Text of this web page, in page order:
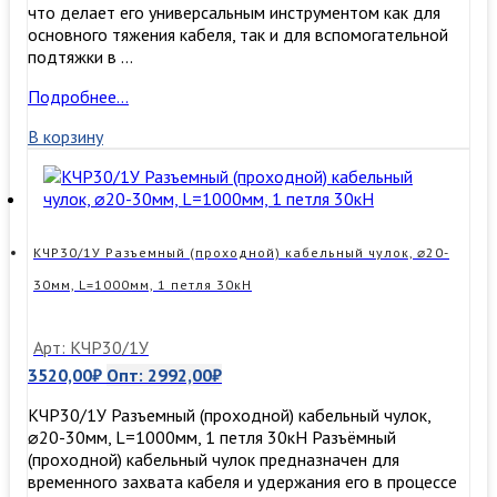
что делает его универсальным инструментом как для
основного тяжения кабеля, так и для вспомогательной
подтяжки в …
КЧР130/1У
(проходной)
кабельный
чулок,
⌀110-
L=1500мм,
петля
Подробнее…
В корзину
КЧР30/1У Разъемный (проходной) кабельный чулок, ⌀20-
30мм, L=1000мм, 1 петля 30кН
Арт: КЧР30/1У
3520,00₽ Опт: 2992,00₽
КЧР30/1У Разъемный (проходной) кабельный чулок,
⌀20-30мм, L=1000мм, 1 петля 30кН Разъёмный
(проходной) кабельный чулок предназначен для
временного захвата кабеля и удержания его в процессе